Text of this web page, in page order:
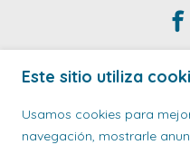
Productos
Ayuda
Este sitio utiliza
Usamos cookies para
navegación, mostrarle